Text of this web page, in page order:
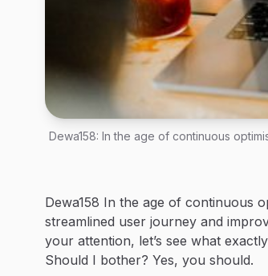
Dewa158: In the age of continuous
Dewa158 In the age of continuous
streamlined user journey and
your attention, let’s see what
Should I bother? Yes, you should.